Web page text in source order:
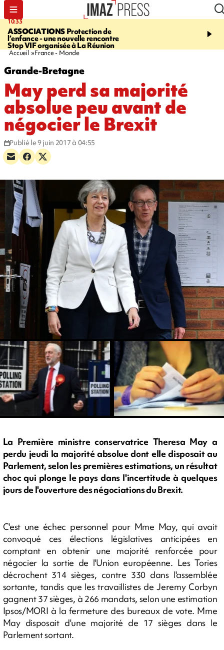
10:33
ASSOCIATIONSProtection de
l’enfance - une nouvelle rencontre
Stop VIF organisée à La Réunion
15:03
Vaste feu
l'ouest du pays, 20.000
Accueil France - Monde
Grande-Bretagne
May perd sa majorité
absolue peu avant de
négocier le Brexit
Publié le 9 juin 2017 à 04:55
La Première ministre conservatrice Theresa May a
perdu jeudi la majorité absolue dont elle disposait au
Parlement, selon les premières estimations, un résultat
choc qui plonge le pays dans l'incertitude à quelques
jours de l'ouverture des négociations du Brexit.
C'est une échec personnel pour Mme May, qui avait
convoqué ces élections législatives anticipées en
comptant en obtenir une majorité renforcée pour
négocier la sortie de l'Union européenne. Les Tories
décrochent 314 sièges, contre 330 dans l'assemblée
sortante, tandis que les travaillistes de Jeremy Corbyn
gagnent 37 sièges, à 266 mandats, selon une estimation
Ipsos/MORI à la fermeture des bureaux de vote. Mme
May disposait d'une majorité de 17 sièges dans le
Parlement sortant.